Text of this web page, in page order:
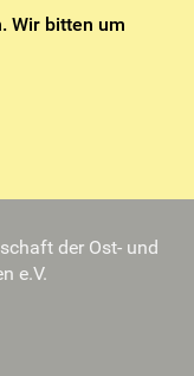
Wir bitten um
der Ost- und
e.V.